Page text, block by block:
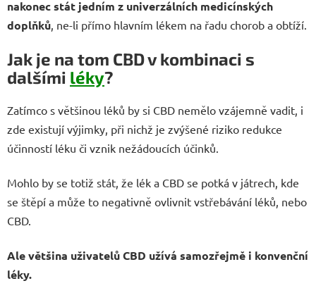
nakonec stát jedním z univerzálních medicínských
doplňků , ne-li přímo hlavním lékem na řadu chorob a obtíží.
Jak je na tom CBD v kombinaci s
dalšími léky?
Zatímco s většinou léků by si CBD nemělo vzájemně vadit, i
zde existují výjimky, při nichž je zvýšené riziko redukce
účinností léku či vznik nežádoucích účinků.
Mohlo by se totiž stát, že lék a CBD se potká v játrech, kde
se štěpí a může to negativně ovlivnit vstřebávání léků, nebo
CBD.
Ale většina uživatelů CBD užívá samozřejmě i konvenční
léky.